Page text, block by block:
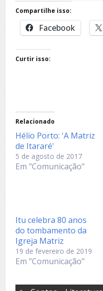
Compartilhe isso:
Facebook
Curtir isso:
Relacionado
Hélio Porto: 'A Matriz
de Itararé'
5 de agosto de 2017
Em "Comunicação"
Itu celebra 80 anos
do tombamento da
Igreja Matriz
19 de fevereiro de 2019
Em "Comunicação"